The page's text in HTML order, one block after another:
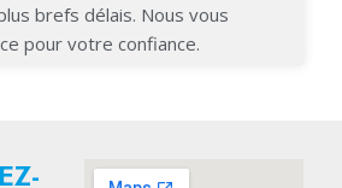
brefs délais. Nous vous
pour votre confiance.